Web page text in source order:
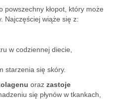
powszechny kłopot, który może
Najczęściej wiąże się z:
w codziennej diecie,
starzenia się skóry.
oraz zastoje
się płynów w tkankach,